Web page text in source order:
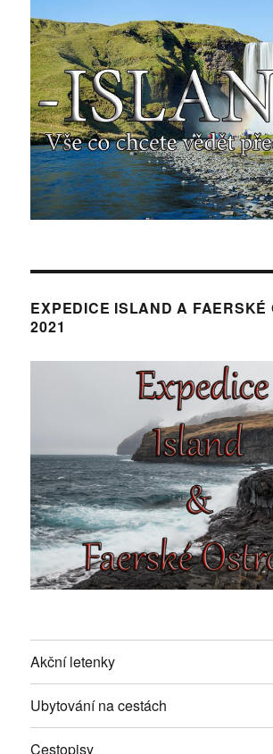
EXPEDICE ISLAND A FAERSKÉ
2021
Akční letenky
Ubytování na cestách
Cestopisy